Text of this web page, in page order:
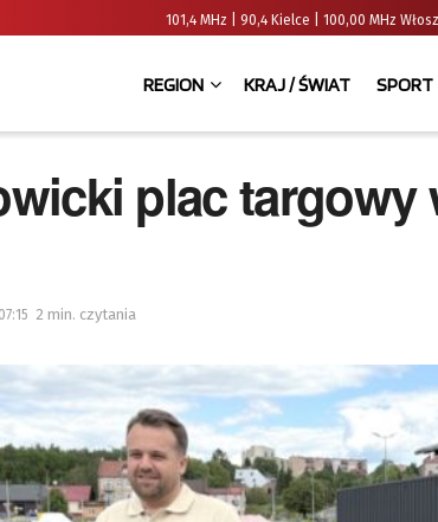
101,4 MHz | 90,4 Kielce | 100,00 MHz
REGION KRAJ / ŚWIAT SPORT
plac targowy
2 min. czytania